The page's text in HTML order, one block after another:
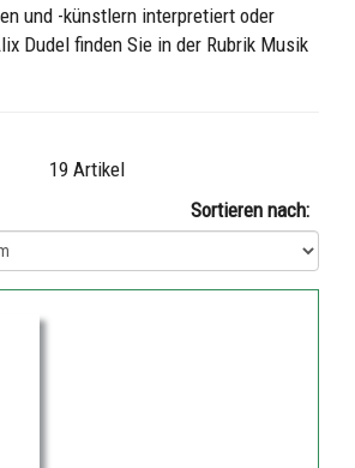
und -künstlern interpretiert oder
Dudel finden Sie in der Rubrik Musik
19 Artikel
Sortieren nach: